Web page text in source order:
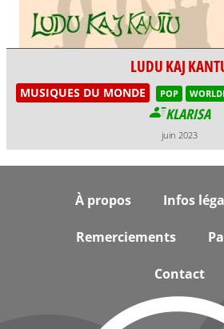
LUDU KAJ
MUSIQUES DU MONDE POP
KLARISA
juin 2023
À propos Infos
Remerciements
Contact